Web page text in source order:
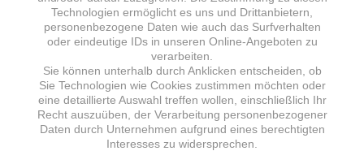
Technologien ermöglicht es uns und Drittanbietern,
personenbezogene Daten wie auch das Surfverhalten
oder eindeutige IDs in unseren Online-Angeboten zu
verarbeiten.
Sie können unterhalb durch Anklicken entscheiden, ob
Sie Technologien wie Cookies zustimmen möchten oder
eine detaillierte Auswahl treffen wollen, einschließlich Ihr
Recht auszuüben, der Verarbeitung personenbezogener
Daten durch Unternehmen aufgrund eines berechtigten
Interesses zu widersprechen.